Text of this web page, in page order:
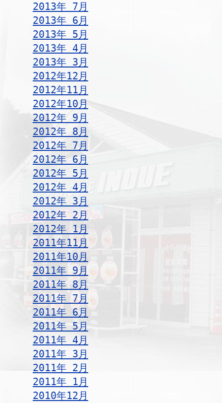
2013年 7月
2013年 6月
2013年 5月
2013年 4月
2013年 3月
2012年12月
2012年11月
2012年10月
2012年 9月
2012年 8月
2012年 7月
2012年 6月
2012年 5月
2012年 4月
2012年 3月
2012年 2月
2012年 1月
2011年11月
2011年10月
2011年 9月
2011年 8月
2011年 7月
2011年 6月
2011年 5月
2011年 4月
2011年 3月
2011年 2月
2011年 1月
2010年12月